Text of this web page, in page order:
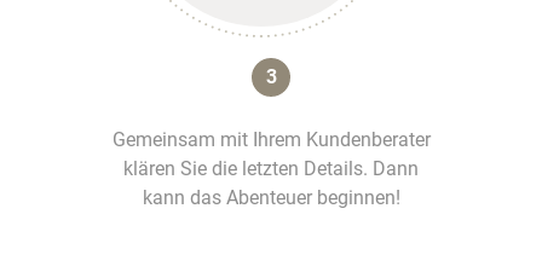
3
Gemeinsam mit Ihrem Kundenberater
klären Sie die letzten Details. Dann
kann das Abenteuer beginnen!